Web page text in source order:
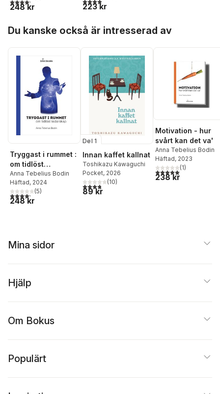
248 kr 223 kr
Du kanske också är intresserad av
Tryggast i rummet :
om tidlöst
ledarskap
Anna Tebelius Bodin
Häftad, 2024
4,2utav 5 stjärnor. Totalt antal röster:
(5)
248 kr
Del 1
Innan kaffet kallnat
Toshikazu Kawaguchi
Pocket, 2026
3,8utav 5 stjärnor. Totalt antal röster:
(10)
89 kr
Motivation - hur
svårt kan det va'
Anna Tebelius Bodin
Häftad, 2023
5,0utav 5 stjärnor.
(1)
238 kr
Mina sidor
Hjälp
Om Bokus
Populärt